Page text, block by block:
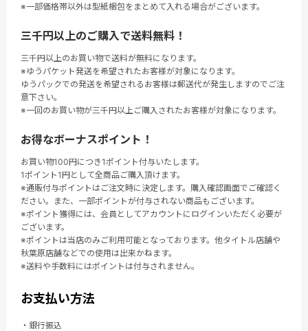
※一部価格帯以外は型紙梱包をまとめて入れる場合がございます。
三千円以上のご購入で送料無料！
三千円以上のお買い物で送料が無料になります。
※ゆうパケット発送を希望されたお客様が対象になります。
ゆうパックでの発送を希望されるお客様は郵送代が発生しますのでご注
意下さい。
※一回のお買い物が三千円以上ご購入されたお客様が対象になります。
お得なボーナスポイント！
お買い物100円につき1ポイント付与いたします。
1ポイント1円として全商品ご購入頂けます。
※通販付与ポイントはご注文時に決定します。購入確認画面でご確認く
ださい。また、一部ポイントが付与されない商品もございます。
※ポイント獲得には、会員としてアカウントにログインいただく必要が
ございます。
※ポイントは当店のみご利用可能となっております。他タイトル店舗や
秋葉原店舗などでの使用は出来かねます。
※送料や手数料にはポイントは付与されません。
お支払い方法
・銀行振込